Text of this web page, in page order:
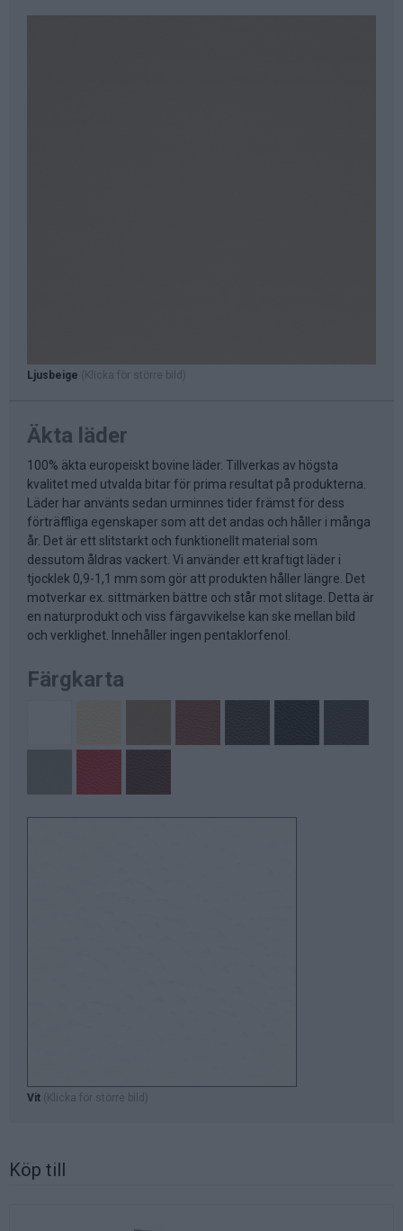
Ljusbeige (Klicka för större bild)
Äkta läder
100% äkta europeiskt bovine läder. Tillverkas av högsta
kvalitet med utvalda bitar för prima resultat på produkterna.
Läder har använts sedan urminnes tider främst för dess
förträffliga egenskaper som att det andas och håller i många
år. Det är ett slitstarkt och funktionellt material som
dessutom åldras vackert. Vi använder ett kraftigt läder i
tjocklek 0,9-1,1 mm som gör att produkten håller längre. Det
motverkar ex. sittmärken bättre och står mot slitage. Detta är
en naturprodukt och viss färgavvikelse kan ske mellan bild
och verklighet. Innehåller ingen pentaklorfenol.
Färgkarta
Vit (Klicka för större bild)
Köp till